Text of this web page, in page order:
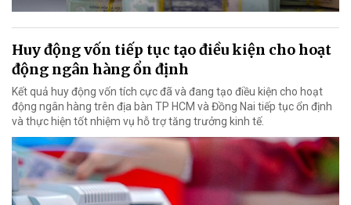
Huy động vốn tiếp tục tạo điều kiện cho hoạt
động ngân hàng ổn định
Kết quả huy động vốn tích cực đã và đang tạo điều kiện cho hoạt
động ngân hàng trên địa bàn TP HCM và Đồng Nai tiếp tục ổn định
và thực hiện tốt nhiệm vụ hỗ trợ tăng trưởng kinh tế.